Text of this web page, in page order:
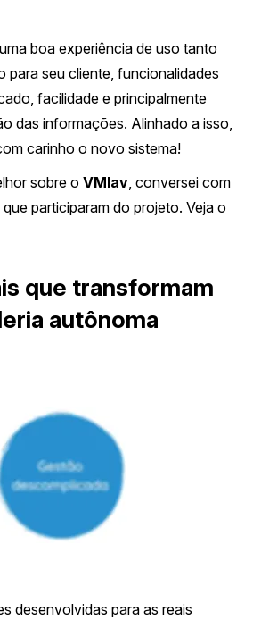
boa experiência de uso tanto
para seu cliente, funcionalidades
facilidade e principalmente
das informações. Alinhado a isso,
carinho o novo sistema!
sobre o VMlav, conversei com
participaram do projeto. Veja o
que transformam
autônoma
desenvolvidas para as reais